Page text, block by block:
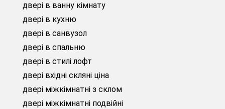
двері в ванну кімнату
двері в кухню
двері в санвузол
двері в спальню
двері в стилі лофт
двері вхідні скляні ціна
двері міжкімнатні з склом
двері міжкімнатні подвійні